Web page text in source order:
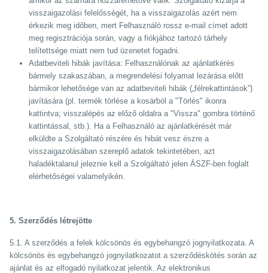
visszaigazolási felelősségét, ha a visszaigazolás azért nem
érkezik meg időben, mert Felhasználó rossz e-mail címet adott
meg regisztrációja során, vagy a fiókjához tartozó tárhely
telítettsége miatt nem tud üzenetet fogadni.
Adatbeviteli hibák javítása: Felhasználónak az ajánlatkérés
bármely szakaszában, a megrendelési folyamat lezárása előtt
bármikor lehetősége van az adatbeviteli hibák („félrekattintások”)
javítására (pl. termék törlése a kosárból a "Törlés" ikonra
kattintva; visszalépés az előző oldalra a "Vissza" gombra történő
kattintással, stb.). Ha a Felhasználó az ajánlatkérését már
elküldte a Szolgáltató részére és hibát vesz észre a
visszaigazolásában szereplő adatok tekintetében, azt
haladéktalanul jeleznie kell a Szolgáltató jelen ÁSZF-ben foglalt
elérhetőségei valamelyikén.
5. Szerződés létrejötte
5.1. A szerződés a felek kölcsönös és egybehangzó jognyilatkozata. A
kölcsönös és egybehangzó jognyilatkozatot a szerződéskötés során az
ajánlat és az elfogadó nyilatkozat jelentik. Az elektronikus